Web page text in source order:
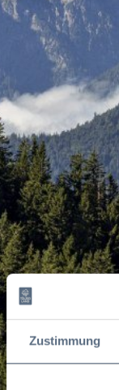
Zustimmung